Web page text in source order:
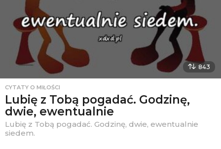
843
CYTATY O MIŁOŚCI
Lubię z Tobą pogadać. Godzinę,
dwie, ewentualnie
Lubię z Tobą pogadać. Godzinę, dwie, ewentualnie
siedem.